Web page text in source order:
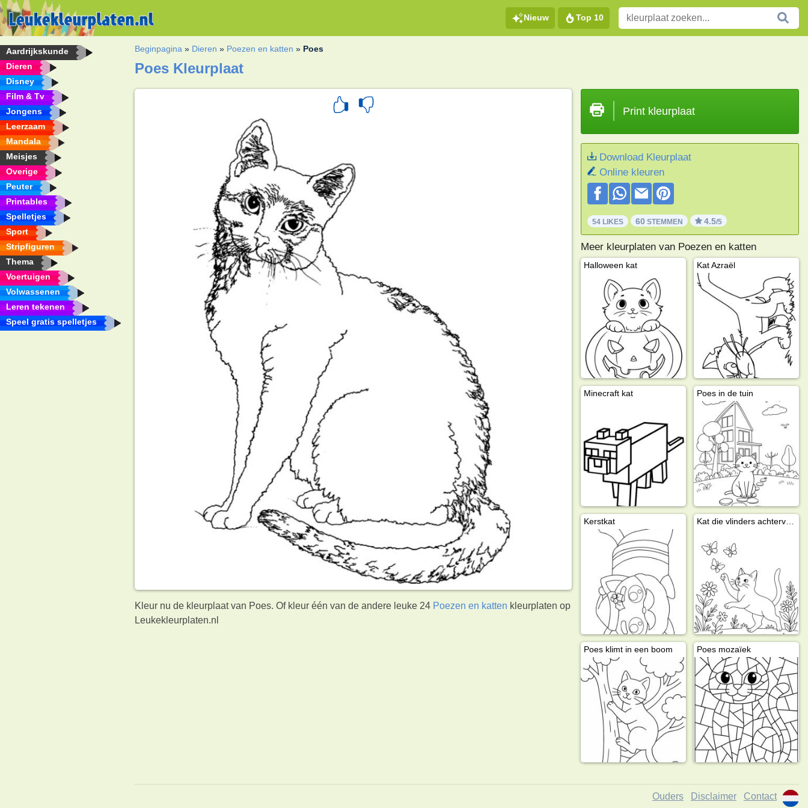
Nieuw Top 10
Aardrijkskunde
Dieren
Disney
Film & Tv
Jongens
Leerzaam
Mandala
Meisjes
Overige
Peuter
Printables
Spelletjes
Sport
Stripfiguren
Thema
Voertuigen
Volwassenen
Leren tekenen
Speel gratis spelletjes
Beginpagina » Dieren » Poezen en katten » Poes
Poes Kleurplaat
Kleur nu de kleurplaat van Poes. Of kleur één van de andere leuke 24 Poezen en katten kleurplaten op
Leukekleurplaten.nl
Print kleurplaat
Download Kleurplaat
Online kleuren
54 LIKES 60 STEMMEN 4.5/5
Meer kleurplaten van Poezen en katten
Halloween kat Kat Azraël
Minecraft kat Poes in de tuin
Kerstkat Kat die vlinders achtervolgt
Poes klimt in een boom Poes mozaïek
Ouders Disclaimer Contact